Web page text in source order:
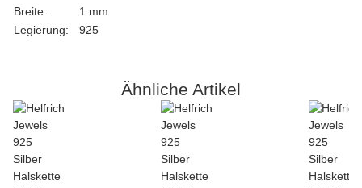
Breite:
1 mm
Legierung:
925
Ähnliche Artikel